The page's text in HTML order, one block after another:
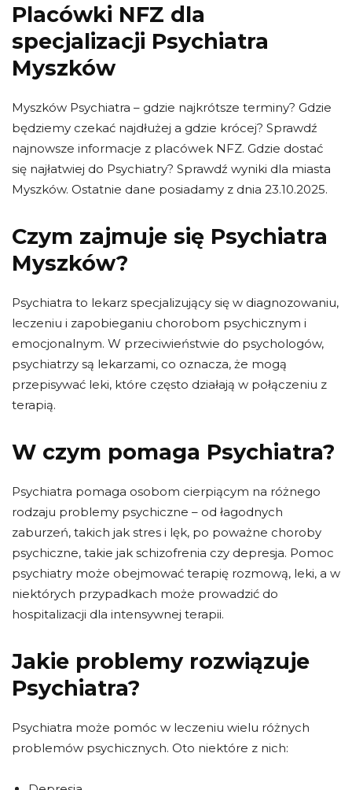
Placówki NFZ dla
specjalizacji Psychiatra
Myszków
Myszków Psychiatra – gdzie najkrótsze terminy? Gdzie
będziemy czekać najdłużej a gdzie krócej? Sprawdź
najnowsze informacje z placówek NFZ. Gdzie dostać
się najłatwiej do Psychiatry? Sprawdź wyniki dla miasta
Myszków. Ostatnie dane posiadamy z dnia 23.10.2025.
Czym zajmuje się Psychiatra
Myszków?
Psychiatra to lekarz specjalizujący się w diagnozowaniu,
leczeniu i zapobieganiu chorobom psychicznym i
emocjonalnym. W przeciwieństwie do psychologów,
psychiatrzy są lekarzami, co oznacza, że ​​mogą
przepisywać leki, które często działają w połączeniu z
terapią.
W czym pomaga Psychiatra?
Psychiatra pomaga osobom cierpiącym na różnego
rodzaju problemy psychiczne – od łagodnych
zaburzeń, takich jak stres i lęk, po poważne choroby
psychiczne, takie jak schizofrenia czy depresja. Pomoc
psychiatry może obejmować terapię rozmową, leki, a w
niektórych przypadkach może prowadzić do
hospitalizacji dla intensywnej terapii.
Jakie problemy rozwiązuje
Psychiatra?
Psychiatra może pomóc w leczeniu wielu różnych
problemów psychicznych. Oto niektóre z nich: